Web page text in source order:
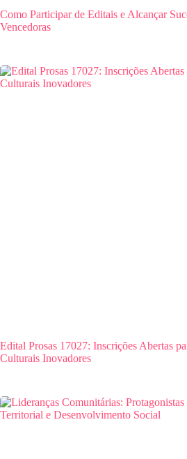
Como Participar de Editais e Alcançar
Vencedoras
Edital Prosas 17027: Inscrições Abertas
Culturais Inovadores